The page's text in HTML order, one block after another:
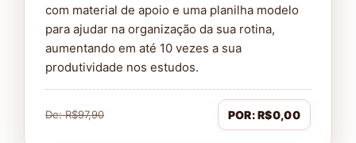
com material de apoio e uma planilha modelo
para ajudar na organização da sua rotina,
aumentando em até 10 vezes a sua
produtividade nos estudos.
De: R$97,90 POR: R$0,00